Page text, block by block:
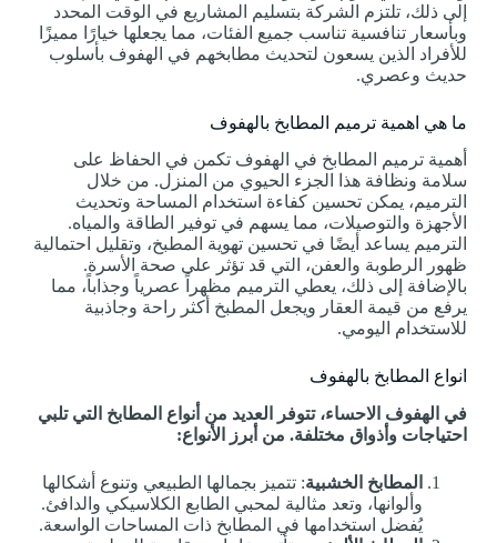
إلى ذلك، تلتزم الشركة بتسليم المشاريع في الوقت المحدد
وبأسعار تنافسية تناسب جميع الفئات، مما يجعلها خيارًا مميزًا
للأفراد الذين يسعون لتحديث مطابخهم في الهفوف بأسلوب
حديث وعصري.
ما هي اهمية ترميم المطابخ بالهفوف
أهمية ترميم المطابخ في الهفوف تكمن في الحفاظ على
سلامة ونظافة هذا الجزء الحيوي من المنزل. من خلال
الترميم، يمكن تحسين كفاءة استخدام المساحة وتحديث
الأجهزة والتوصيلات، مما يسهم في توفير الطاقة والمياه.
الترميم يساعد أيضًا في تحسين تهوية المطبخ، وتقليل احتمالية
ظهور الرطوبة والعفن، التي قد تؤثر على صحة الأسرة.
بالإضافة إلى ذلك، يعطي الترميم مظهراً عصرياً وجذاباً، مما
يرفع من قيمة العقار ويجعل المطبخ أكثر راحة وجاذبية
للاستخدام اليومي.
انواع المطابخ بالهفوف
في الهفوف الاحساء، تتوفر العديد من أنواع المطابخ التي تلبي
احتياجات وأذواق مختلفة. من أبرز الأنواع:
المطابخ الخشبية: تتميز بجمالها الطبيعي وتنوع أشكالها
وألوانها، وتعد مثالية لمحبي الطابع الكلاسيكي والدافئ.
يُفضل استخدامها في المطابخ ذات المساحات الواسعة.